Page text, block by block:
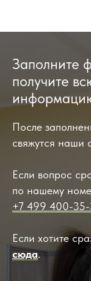
Заполните
получите
После
свяжутся наши
Если вопрос
по нашему
+7 499 400-
Если хотите
сюда.